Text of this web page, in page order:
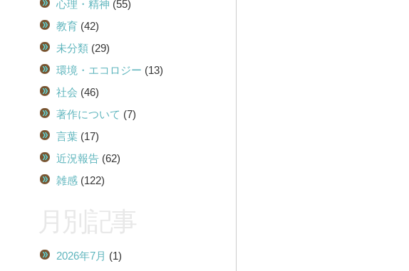
心理・精神 (55)
教育 (42)
未分類 (29)
環境・エコロジー (13)
社会 (46)
著作について (7)
言葉 (17)
近況報告 (62)
雑感 (122)
2026年7月 (1)